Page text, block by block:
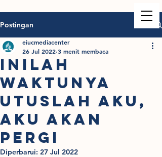
Postingan
INILAH
WAKTUNYA
UTUSLAH AKU,
AKU AKAN
PERGI
eiucmediacenter
26 Jul 2022 3 menit membaca
Diperbarui: 27 Jul 2022